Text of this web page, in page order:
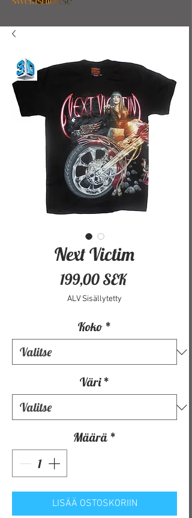
Next Victim
199,00 SEKHinta
ALV Sisällytetty
Koko *
Väri *
Määrä *
LISÄÄ OSTOSKORIIN